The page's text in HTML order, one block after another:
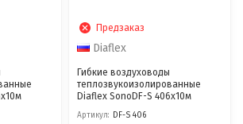
Предзаказ
Diaflex
Гибкие воздуховоды
теплозвукоизолированные
Diaflex SonoDF-S 406х10м
Артикул: DF-S 406